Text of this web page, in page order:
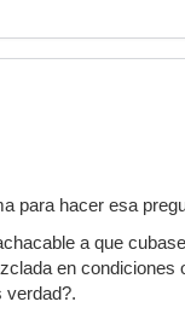
para hacer esa
a que
en condiciones
verdad?.